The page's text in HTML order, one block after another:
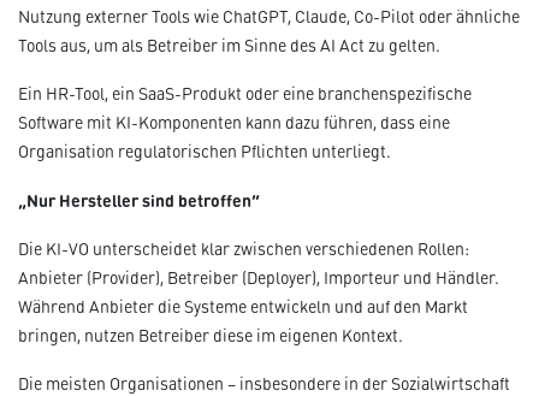
Nutzung externer Tools wie ChatGPT, Claude, Co-Pilot oder ähnliche
Tools aus, um als Betreiber im Sinne des AI Act zu gelten.
Ein HR-Tool, ein SaaS-Produkt oder eine branchenspezifische
Software mit KI-Komponenten kann dazu führen, dass eine
Organisation regulatorischen Pflichten unterliegt.
„Nur Hersteller sind betroffen“
Die KI-VO unterscheidet klar zwischen verschiedenen Rollen:
Anbieter (Provider), Betreiber (Deployer), Importeur und Händler.
Während Anbieter die Systeme entwickeln und auf den Markt
bringen, nutzen Betreiber diese im eigenen Kontext.
Die meisten Organisationen – insbesondere in der Sozialwirtschaft